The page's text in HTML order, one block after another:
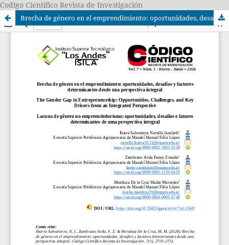
Codigo Científico Revista de Investigación
Brecha de género en el emprendimiento: oportunidades, desafíos y factores determinantes desde una perspectiva integral